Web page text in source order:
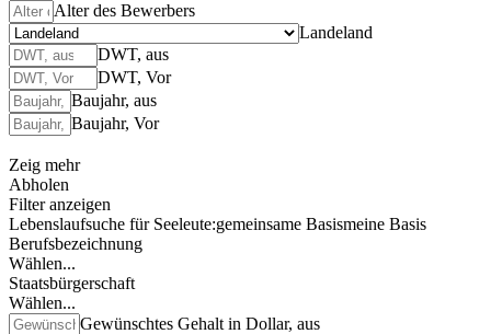
Alter des Bewerbers
Landeland
DWT, aus
DWT, Vor
Baujahr, aus
Baujahr, Vor
Zeig mehr
Abholen
Filter anzeigen
Lebenslaufsuche für Seeleute:gemeinsame Basismeine Basis
Berufsbezeichnung
Wählen...
Staatsbürgerschaft
Wählen...
Gewünschtes Gehalt in Dollar, aus